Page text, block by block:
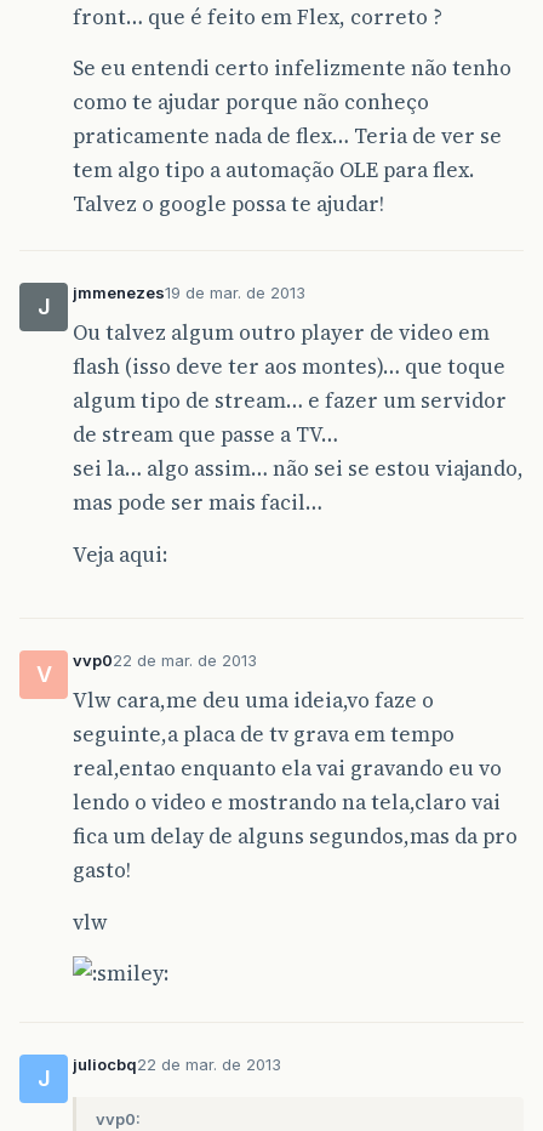
front… que é feito em Flex, correto ?
Se eu entendi certo infelizmente não tenho
como te ajudar porque não conheço
praticamente nada de flex… Teria de ver se
tem algo tipo a automação OLE para flex.
Talvez o google possa te ajudar!
J
jmmenezes19 de mar. de 2013
Ou talvez algum outro player de video em
flash (isso deve ter aos montes)… que toque
algum tipo de stream… e fazer um servidor
de stream que passe a TV…
sei la… algo assim… não sei se estou viajando,
mas pode ser mais facil…
Veja aqui:
V
vvp022 de mar. de 2013
Vlw cara,me deu uma ideia,vo faze o
seguinte,a placa de tv grava em tempo
real,entao enquanto ela vai gravando eu vo
lendo o video e mostrando na tela,claro vai
fica um delay de alguns segundos,mas da pro
gasto!
vlw
J
juliocbq22 de mar. de 2013
vvp0: